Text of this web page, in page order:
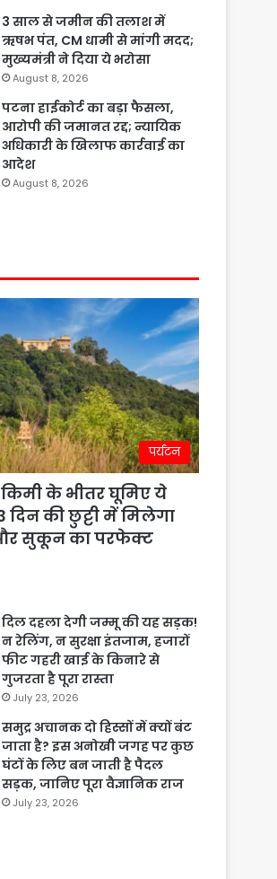
3 साल से जमीन की तलाश में
ऋषभ पंत, CM धामी से मांगी मदद;
मुख्यमंत्री ने दिया ये भरोसा
August 8, 2026
पटना हाईकोर्ट का बड़ा फैसला,
आरोपी की जमानत रद्द; न्यायिक
अधिकारी के खिलाफ कार्रवाई का
आदेश
August 8, 2026
पर्यटन
के भीतर घूमिए ये
दिन की छुट्टी में मिलेगा
सुकून का परफेक्ट
दिल दहला देगी जम्मू की यह सड़क!
न रेलिंग, न सुरक्षा इंतजाम, हजारों
फीट गहरी खाई के किनारे से
गुजरता है पूरा रास्ता
July 23, 2026
समुद्र अचानक दो हिस्सों में क्यों बंट
जाता है? इस अनोखी जगह पर कुछ
घंटों के लिए बन जाती है पैदल
सड़क, जानिए पूरा वैज्ञानिक राज
July 23, 2026